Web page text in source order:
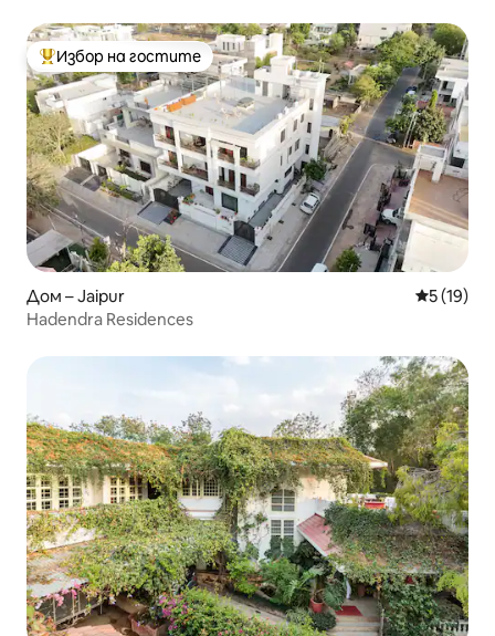
Най-популярен избор на гостите
Избор на гостите
Дом – Jaipur Средна
5 (19)
Hadendra Residences